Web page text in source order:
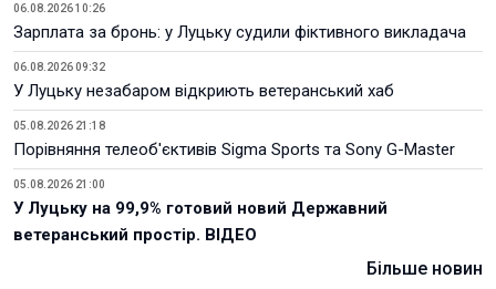
06.08.2026 10:26
Зарплата за бронь: у Луцьку судили фіктивного викладача
06.08.2026 09:32
У Луцьку незабаром відкриють ветеранський хаб
05.08.2026 21:18
Порівняння телеоб'єктивів Sigma Sports та Sony G-Master
05.08.2026 21:00
У Луцьку на 99,9% готовий новий Державний
ветеранський простір. ВІДЕО
Більше новин